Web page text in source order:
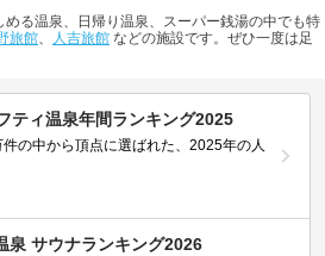
る温泉、日帰り温泉、スーパー銭湯の中でも特
旅館、 人吉旅館 などの施設です。ぜひ一度は足
ティ温泉年間ランキング2025
の中から頂点に選ばれた、2025年の人
泉 サウナランキング2026